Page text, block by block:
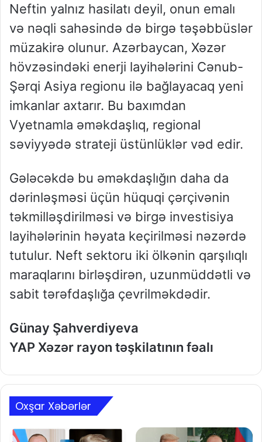
Neftin yalnız hasilatı deyil, onun emalı
və nəqli sahəsində də birgə təşəbbüslər
müzakirə olunur. Azərbaycan, Xəzər
hövzəsindəki enerji layihələrini Cənub-
Şərqi Asiya regionu ilə bağlayacaq yeni
imkanlar axtarır. Bu baxımdan
Vyetnamla əməkdaşlıq, regional
səviyyədə strateji üstünlüklər vəd edir.
Gələcəkdə bu əməkdaşlığın daha da
dərinləşməsi üçün hüquqi çərçivənin
təkmilləşdirilməsi və birgə investisiya
layihələrinin həyata keçirilməsi nəzərdə
tutulur. Neft sektoru iki ölkənin qarşılıqlı
maraqlarını birləşdirən, uzunmüddətli və
sabit tərəfdaşlığa çevrilməkdədir.
Günay Şahverdiyeva
YAP Xəzər rayon təşkilatının fəalı
Oxşar Xəbərlər